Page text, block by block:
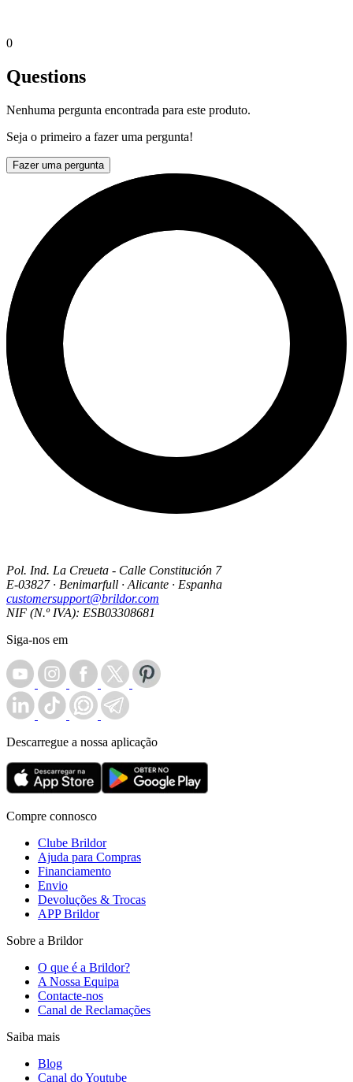
0
Questions
Nenhuma pergunta encontrada para este produto.
Seja o primeiro a fazer uma pergunta!
Fazer uma pergunta
Pol. Ind. La Creueta - Calle Constitución 7
E-03827 · Benimarfull · Alicante · Espanha
customersupport@brildor.com
NIF (N.º IVA): ESB03308681
Siga-nos em
Descarregue a nossa aplicação
Compre connosco
Clube Brildor
Ajuda para Compras
Financiamento
Envio
Devoluções & Trocas
APP Brildor
Sobre a Brildor
O que é a Brildor?
A Nossa Equipa
Contacte-nos
Canal de Reclamações
Saiba mais
Blog
Canal do Youtube